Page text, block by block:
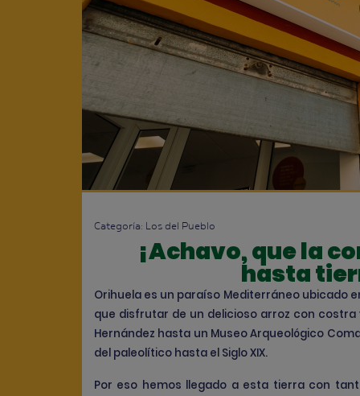
Categoría: Los del Pueblo
¡Achavo, que la
hasta
Orihuela es un paraíso Mediterráneo ubicado
que disfrutar de un delicioso arroz con
Hernández hasta un Museo Arqueológico
del paleolítico hasta el Siglo XIX.
Por eso hemos llegado a esta tierra con